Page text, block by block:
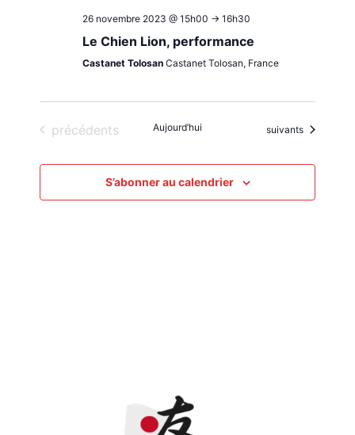
26 novembre 2023 @ 15h00 -> 16h30
Le Chien Lion, performance
Castanet Tolosan Castanet Tolosan, France
Évènements
précédents Aujourd’hui Évènements
suivants
S’abonner au calendrier